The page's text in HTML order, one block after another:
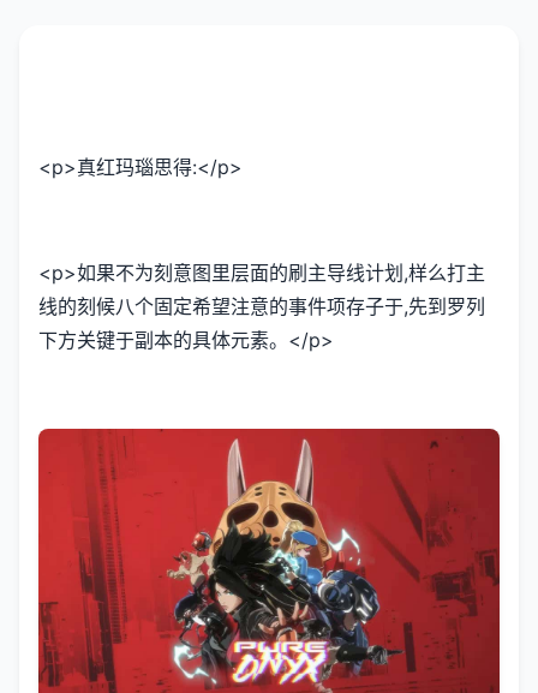
<p>真红玛瑙思得:</p>
<p>如果不为刻意图里层面的刷主导线计划,样么打主
线的刻候八个固定希望注意的事件项存子于,先到罗列
下方关键于副本的具体元素。</p>